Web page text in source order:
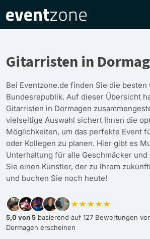
Gitarristen in
Bei Eventzone.de finden Sie die
Bundesrepublik. Auf dieser Übersicht
Gitarristen in Dormagen
vielseitige Auswahl sichert Ihnen die
Möglichkeiten, um das perfekte Event
oder Kollegen zu planen. Hier gibt es
Unterhaltung für alle Geschmäcker und
Sie einen Künstler, der zu Ihrem
und buchen Sie noch heute!
★★★★★
5,0 von 5 basierend auf 127 Bewertungen
Dormagen erscheinen